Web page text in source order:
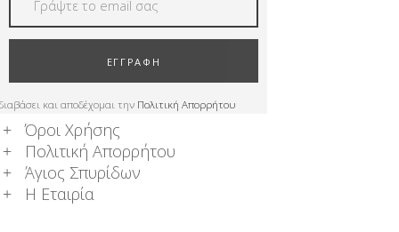
ΕΓΓΡΑΦΗ
και αποδέχομαι την Πολιτική Απορρήτου
Όροι Χρήσης
Πολιτική Απορρήτου
Άγιος Σπυρίδων
Η Εταιρία